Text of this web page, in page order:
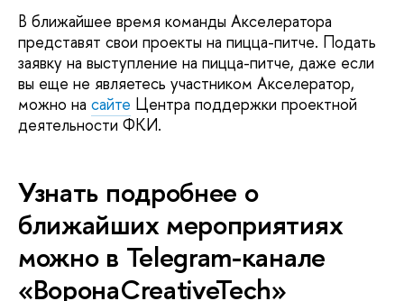
В ближайшее время команды Акселератора
представят свои проекты на пицца-питче. Подать
заявку на выступление на пицца-питче, даже если
вы еще не являетесь участником Акселератор,
можно на сайте Центра поддержки проектной
деятельности ФКИ.
Узнать подробнее о
ближайших мероприятиях
можно в Telegram-канале
«ВоронаCreativeTech»